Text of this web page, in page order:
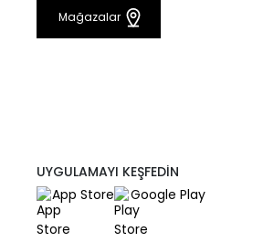
Mağazalar
UYGULAMAYI KEŞFEDİN
App Store
Google Play